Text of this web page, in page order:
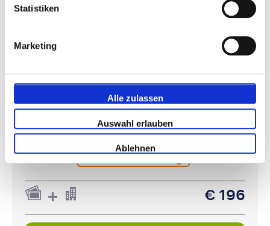
Statistiken
Marketing
Alle zulassen
Auswahl erlauben
Ablehnen
Real Sociedad - Getafe FC
12 oder 13 Dezember
Reale Arena, San Sebastián
Bezahlen Sie 50% heute!
€ 196